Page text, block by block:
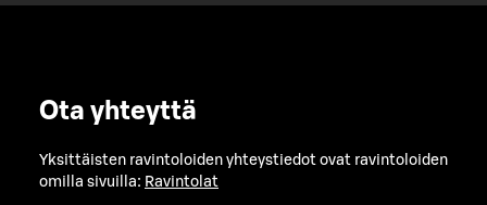
Ota yhteyttä
Yksittäisten ravintoloiden yhteystiedot ovat ravintoloiden
omilla sivuilla: Ravintolat